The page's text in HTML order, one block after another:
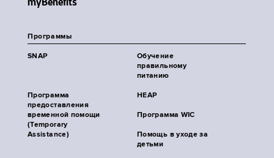
Программы
SNAP
Обучение
правильному
питанию
Программа
предоставления
временной помощи
(Temporary
Assistance)
HEAP
Программа WIC
Помощь в уходе за
детьми